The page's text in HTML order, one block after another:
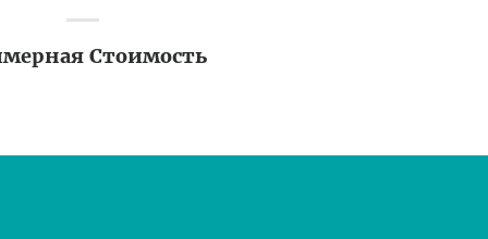
Стоимость